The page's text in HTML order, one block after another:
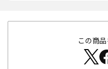
この商